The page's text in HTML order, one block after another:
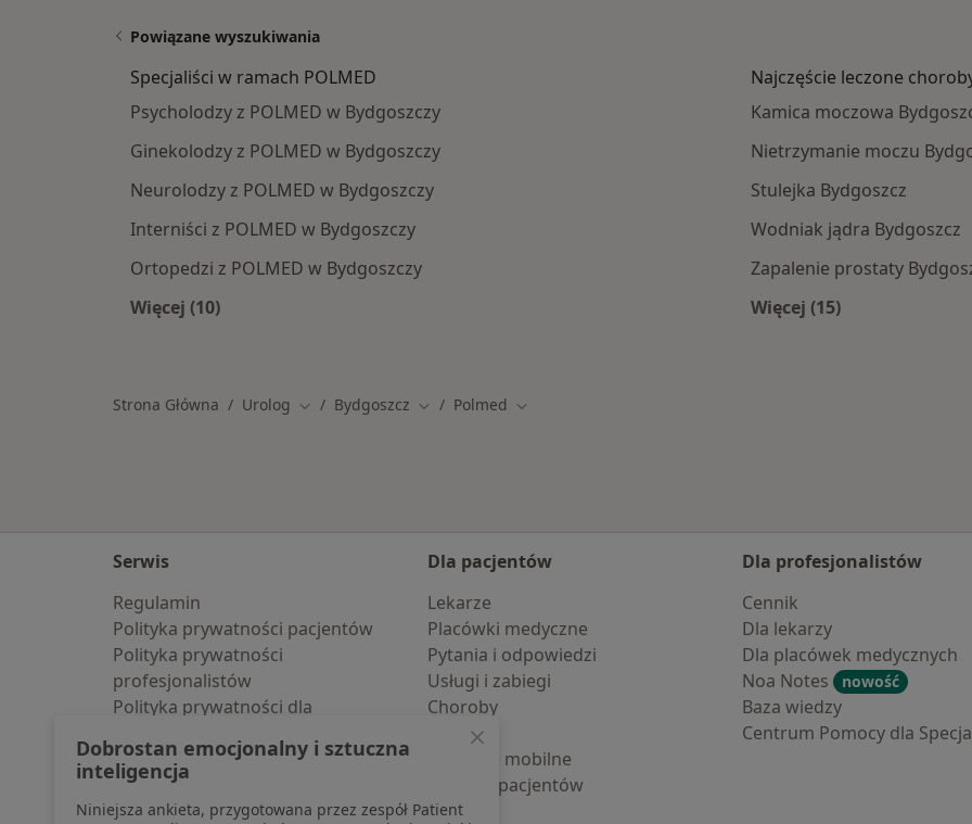
Powiązane wyszukiwania
Specjaliści w ramach POLMED
Psycholodzy z POLMED w Bydgoszczy
Ginekolodzy z POLMED w Bydgoszczy
Neurolodzy z POLMED w Bydgoszczy
Interniści z POLMED w Bydgoszczy
Ortopedzi z POLMED w Bydgoszczy
Więcej (10)
Najczęście leczone
Kamica moczowa
Nietrzymanie moczu
Stulejka Bydgoszcz
Wodniak jądra Bydgoszcz
Zapalenie prostaty
Więcej (15)
Strona Główna Urolog Zmień miasto
Bydgoszcz Zmień miasto
Polmed Zmień miasto
Serwis
Regulamin
Polityka prywatności pacjentów
Polityka prywatności
profesjonalistów
Polityka prywatności dla
pozyskaliśmy samodzielnie
Polityka cookies
Jak działają wyniki wyszukiwania
Dla pacjentów
Lekarze
Placówki medyczne
Pytania i odpowiedzi
Usługi i zabiegi
Choroby
Pomoc
Aplikacje mobilne
Blog dla pacjentów
Dla profesjonalistów
Cennik
Dla lekarzy
Dla placówek medycznych
Noa Notes
nowość
Baza wiedzy
Centrum Pomocy dla
Dobrostan emocjonalny i sztuczna
inteligencja
Niniejsza ankieta, przygotowana przez zespół Patient